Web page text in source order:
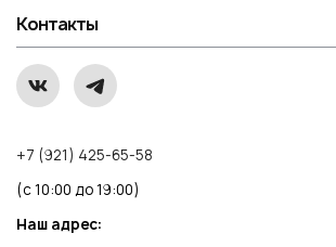
Контакты
+7 (921) 425-65-58
(с 10:00 до 19:00)
Наш адрес: